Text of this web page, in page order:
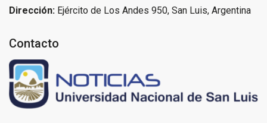
Dirección: Ejército de Los Andes 950, San Luis, Argentina
Contacto